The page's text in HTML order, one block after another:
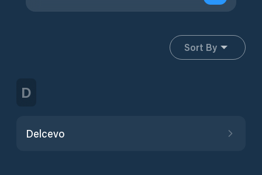
Sort By
D
Delcevo